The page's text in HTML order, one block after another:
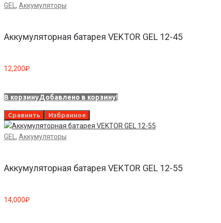
GEL , Аккумуляторы
Аккумуляторная батарея VEKTOR GEL 12-45
12,200₽
В корзинуДобавлено в корзину!
Сравнить Избранное
GEL , Аккумуляторы
Аккумуляторная батарея VEKTOR GEL 12-55
14,000₽